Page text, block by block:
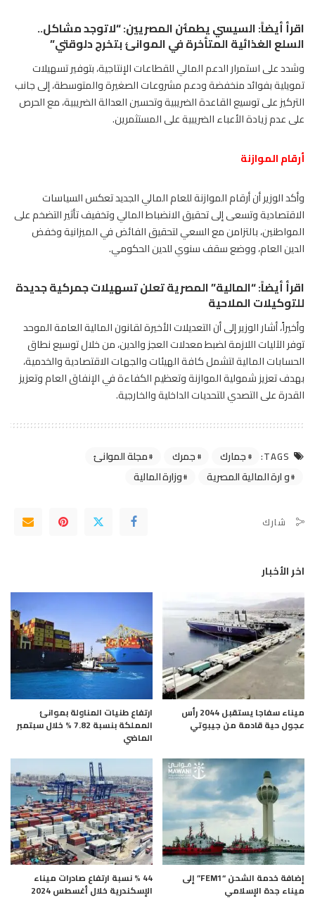
اقرأ أيضاً:السيسي يطمئن المصريين: “لاتوجد مشاكل..
السلع الغذائية المتأخرة في الموانئ بتخرج دلوقتي”
وشدد على استمرار الدعم المالي للقطاعات الإنتاجية، بتوفير تسهيلات
تمويلية بفوائد منخفضة ودعم مشروعات الصغيرة والمتوسطة، إلى جانب
التركيز على توسيع القاعدة الضريبية وتحسين العدالة الضريبية، مع الحرص
على عدم زيادة الأعباء الضريبية على المستثمرين.
أرقام الموازنة
وأكد الوزير أن أرقام الموازنة للعام المالي الجديد تعكس السياسات
الاقتصادية وتسعى إلى تحقيق الانضباط المالي وتخفيف تأثير التضخم على
المواطنين، بالتزامن مع السعي لتحقيق الفائض في الميزانية وخفض
الدين العام، ووضع سقف سنوي للدين الحكومي.
اقرأ أيضاً:“المالية” المصرية تعلن تسهيلات جمركية جديدة
للتوكيلات الملاحية
وأخيراً، أشار الوزير إلى أن التعديلات الأخيرة لقانون المالية العامة الموحد
توفر الآليات اللازمة لضبط معدلات العجز والدين، من خلال توسيع نطاق
الحسابات المالية لتشمل كافة الهيئات والجهات الاقتصادية والخدمية،
بهدف تعزيز شمولية الموازنة وتعظيم الكفاءة في الإنفاق العام وتعزيز
القدرة على التصدي للتحديات الداخلية والخارجية.
TAGS: جمارك جمرك
مجلة الموانئ
و ارة المالية المصرية
وزارة المالية
شارك
اخر الأخبار
ميناء سفاجا يستقبل 2044 رأس
عجول حية قادمة من جيبوتي
ارتفاع طنيات المناولة بموانئ
المملكة بنسبة 7.82 % خلال سبتمبر
الماضي
إضافة خدمة الشحن “FEM1” إلى
ميناء جدة الإسلامي
44 % نسبة ارتفاع صادرات ميناء
الإسكندرية خلال أغسطس 2024